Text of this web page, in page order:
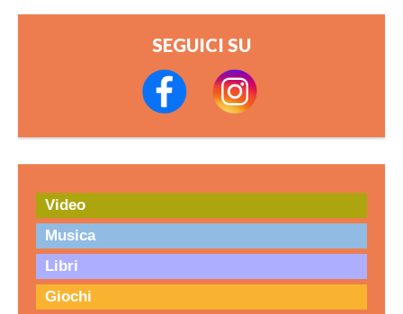
SEGUICI SU
Video
Musica
Libri
Giochi